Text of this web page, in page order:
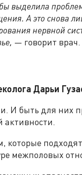
выделила
А это снова
нервной
— говорит врач.
Дарьи
И быть для них
активности.
которые
межполовых